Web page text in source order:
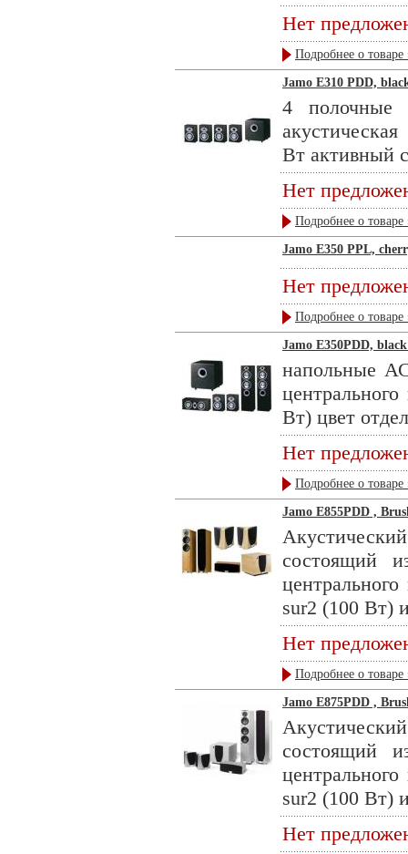
Нет
Подробнее о товаре
Jamo E310 PDD,
4 полочные
Вт активный
Нет
Подробнее о товаре
Jamo E350 PPL,
Нет
Подробнее о товаре
Jamo E350PDD,
напольные
Вт) цвет
Нет
Подробнее о товаре
Jamo E855PDD ,
состоящий
sur2 (100 Вт)
Нет
Подробнее о товаре
Jamo E875PDD ,
состоящий
sur2 (100 Вт)
Нет